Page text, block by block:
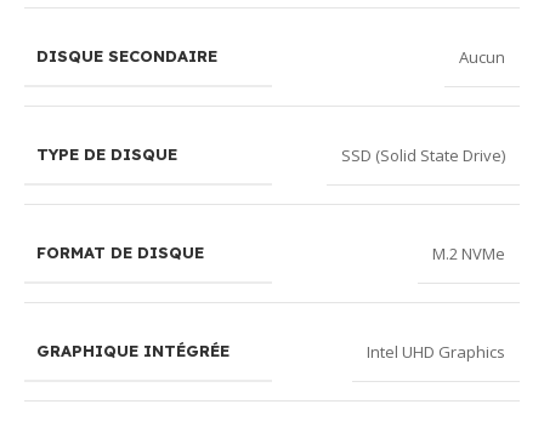
DISQUE SECONDAIRE Aucun
TYPE DE DISQUE SSD (Solid State Drive)
FORMAT DE DISQUE M.2 NVMe
GRAPHIQUE INTÉGRÉE Intel UHD Graphics